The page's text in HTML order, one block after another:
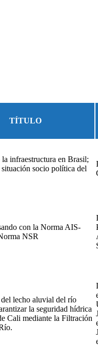
TÍTULO
infraestructura en Brasil;
socio política del
con la Norma AIS-
NSR
lecho aluvial del río
la seguridad hídrica
Cali mediante la Filtración